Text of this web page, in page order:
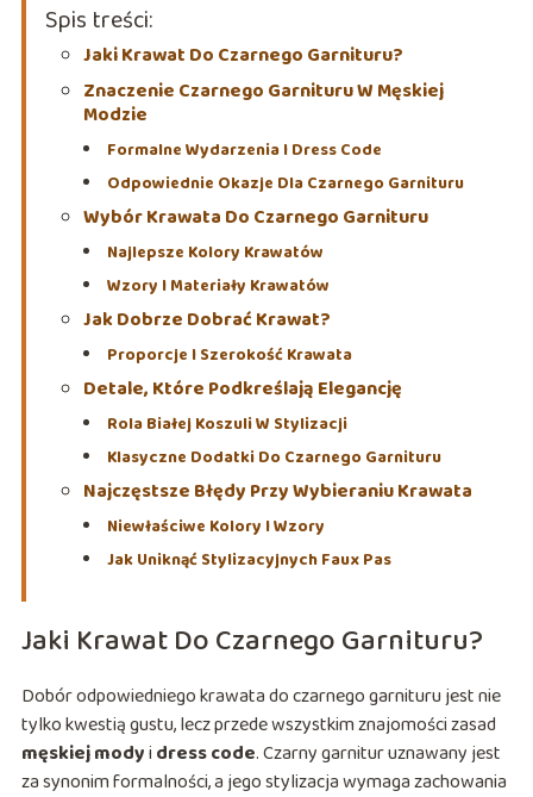
Spis treści:
Jaki Krawat Do Czarnego Garnituru?
Znaczenie Czarnego Garnituru W Męskiej
Modzie
Formalne Wydarzenia I Dress Code
Odpowiednie Okazje Dla Czarnego Garnituru
Wybór Krawata Do Czarnego Garnituru
Najlepsze Kolory Krawatów
Wzory I Materiały Krawatów
Jak Dobrze Dobrać Krawat?
Proporcje I Szerokość Krawata
Detale, Które Podkreślają Elegancję
Rola Białej Koszuli W Stylizacji
Klasyczne Dodatki Do Czarnego Garnituru
Najczęstsze Błędy Przy Wybieraniu Krawata
Niewłaściwe Kolory I Wzory
Jak Uniknąć Stylizacyjnych Faux Pas
Jaki Krawat Do Czarnego Garnituru?
Dobór odpowiedniego krawata do czarnego garnituru jest nie
tylko kwestią gustu, lecz przede wszystkim znajomości zasad
męskiej modyi dress code. Czarny garnitur uznawany jest
za synonim formalności, a jego stylizacja wymaga zachowania